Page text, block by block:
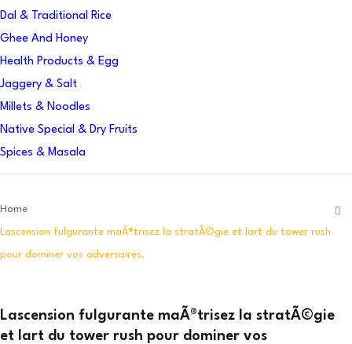
Dal & Traditional Rice
Ghee And Honey
Health Products & Egg
Jaggery & Salt
Millets & Noodles
Native Special & Dry Fruits
Spices & Masala
Home
Lascension fulgurante maÃ®trisez la stratÃ©gie et lart du tower rush
pour dominer vos adversaires.
Lascension fulgurante maÃ®trisez la stratÃ©gie
et lart du tower rush pour dominer vos